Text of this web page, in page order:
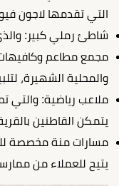
التي تقدمها لاجون
شاطئ رملي كبير: والذي يمتد
مجمع مطاعم وكافيهات:
والمحلية الشهيرة،
ملاعب رياضية:
يتمكن القاطنين
مسارات منة مخصصة
يتيح للعملاء من